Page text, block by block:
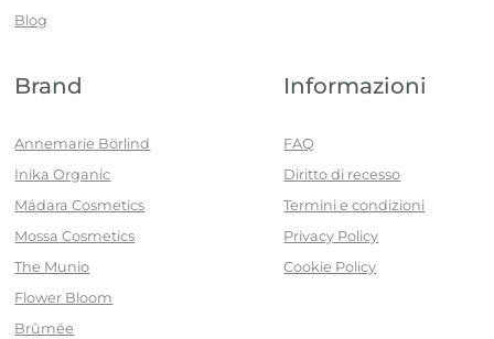
Blog
Brand
Annemarie Börlind
Inika Organic
Mádara Cosmetics
Mossa Cosmetics
The Munio
Flower Bloom
Brûmée
Informazioni
FAQ
Diritto di recesso
Termini e condizioni
Privacy Policy
Cookie Policy